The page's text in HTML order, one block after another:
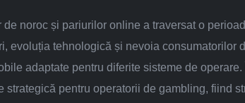
de noroc și pariurilor online a traversat o
evoluția tehnologică și nevoia
adaptate pentru diferite sisteme de
strategică pentru operatorii de gambling, fiind